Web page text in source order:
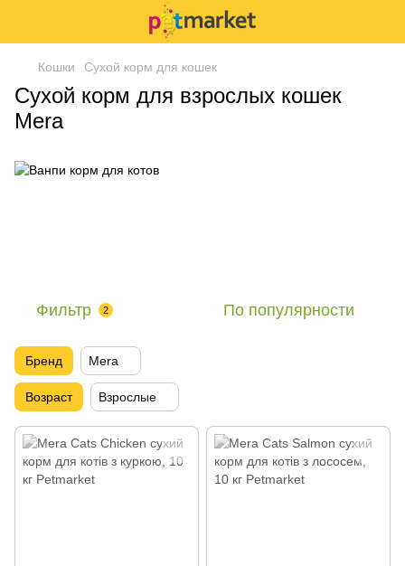
Кошки Сухой корм для кошек
Сухой корм для взрослых кошек
Mera
Фильтр 2 По популярности
Бренд Mera
Возраст Взрослые